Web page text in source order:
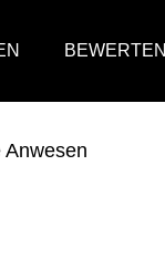
BEWERTEN